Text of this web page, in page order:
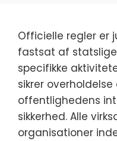
Officielle regler er
fastsat af
specifikke
sikrer
offentlighedens
sikkerhed. Alle
organisationer